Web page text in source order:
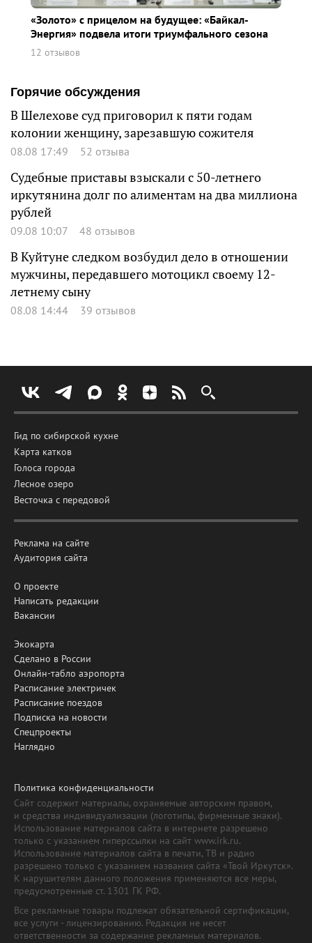
«Золото» с прицелом на будущее: «Байкал-
Энергия» подвела итоги триумфального сезона
12 отзывов
Горячие обсуждения
В Шелехове суд приговорил к пяти годам
колонии женщину, зарезавшую сожителя
08.08 17:49 52 отзыва
Судебные приставы взыскали с 50-летнего
иркутянина долг по алиментам на два миллиона
рублей
09.08 10:07 48 отзывов
В Куйтуне следком возбудил дело в отношении
мужчины, передавшего мотоцикл своему 12-
летнему сыну
08.08 14:44 39 отзывов
Гид по сибирской кухне
Карта катков
Голоса города
Лесное озеро
Весточка с передовой
Реклама на сайте
Аудитория сайта
О проекте
Написать редакции
Вакансии
Экокарта
Сделано в России
Онлайн-табло аэропорта
Расписание электричек
Расписание поездов
Подписка на новости
Спецпроекты
Наглядно
Политика конфиденциальности
Сайт содержит материалы, охраняемые авторским правом,
и средства индивидуализации (логотипы, фирменные знаки).
Использование материалов сайта в интернете разрешено
только с указанием гиперссылки на сайт www.irk.ru.
Использование материалов сайта в печати, ТВ и радио
разрешено только с указанием названия сайта «Твой Иркутск».
К нарушителям данного положения применяются все меры,
предусмотренные ст. 1301 ГК РФ.
Все рекламные товары подлежат обязательной сертификации,
все услуги - лицензированию. Редакция не несет
ответственности за содержание рекламных материалов.